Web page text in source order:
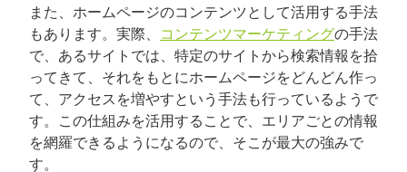
また、ホームページのコンテンツとして活用する手法
もあります。実際、 コンテンツマーケティングの手法
で、あるサイトでは、特定のサイトから検索情報を拾
ってきて、それをもとにホームページをどんどん作っ
て、アクセスを増やすという手法も行っているようで
す。この仕組みを活用することで、エリアごとの情報
を網羅できるようになるので、そこが最大の強みで
す。